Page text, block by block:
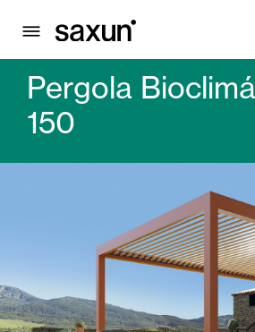
PRODOTTI
PERGOLE BIOCLIMATICHE
Pergola
150